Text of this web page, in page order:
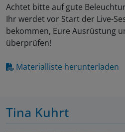
Achtet bitte auf gute
Ihr werdet vor Start der Live-
bekommen, Eure Ausrüstung
überprüfen!
Materialliste herunterladen
Tina Kuhrt